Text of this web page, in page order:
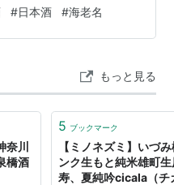
徴は、なんといっても
田んぼが広がっていて、
テ 蔵元佳肴 いづみ橋』も
イルにとどまらず、田ん
#日本酒 #海老名
もっと見る
奈川
橋酒
5 ブックマーク
【ミノネズミ】いづ
ンク生もと純米雄町
寿、夏純吟cicala（チ